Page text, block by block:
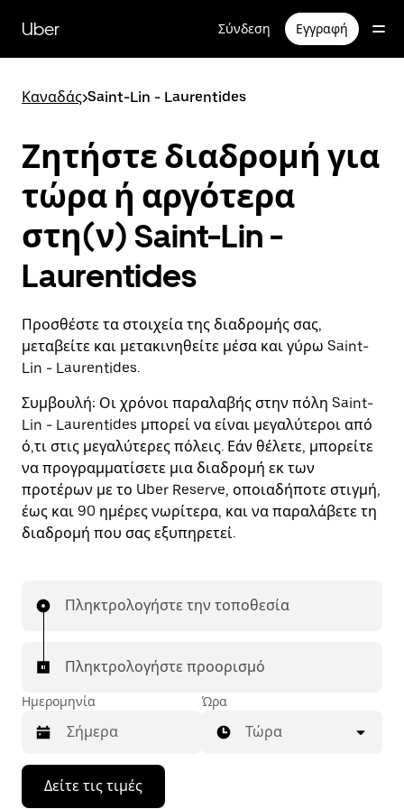
κύριο
περιεχόμενο
Uber Σύνδεση Εγγραφή
Καναδάς>Saint-Lin - Laurentides
Ζητήστε διαδρομή για
τώρα ή αργότερα
στη(ν) Saint-Lin -
Laurentides
Προσθέστε τα στοιχεία της διαδρομής σας,
μεταβείτε και μετακινηθείτε μέσα και γύρω Saint-
Lin - Laurentides.
Συμβουλή: Οι χρόνοι παραλαβής στην πόλη Saint-
Lin - Laurentides μπορεί να είναι μεγαλύτεροι από
ό,τι στις μεγαλύτερες πόλεις. Εάν θέλετε, μπορείτε
να προγραμματίσετε μια διαδρομή εκ των
προτέρων με το Uber Reserve, οποιαδήποτε στιγμή,
έως και 90 ημέρες νωρίτερα, και να παραλάβετε τη
διαδρομή που σας εξυπηρετεί.
Πληκτρολογήστε την τοποθεσία
Πληκτρολογήστε προορισμό
Ημερομηνία
Πατήστε
Ώρα
Τώρα
Δείτε τις τιμές